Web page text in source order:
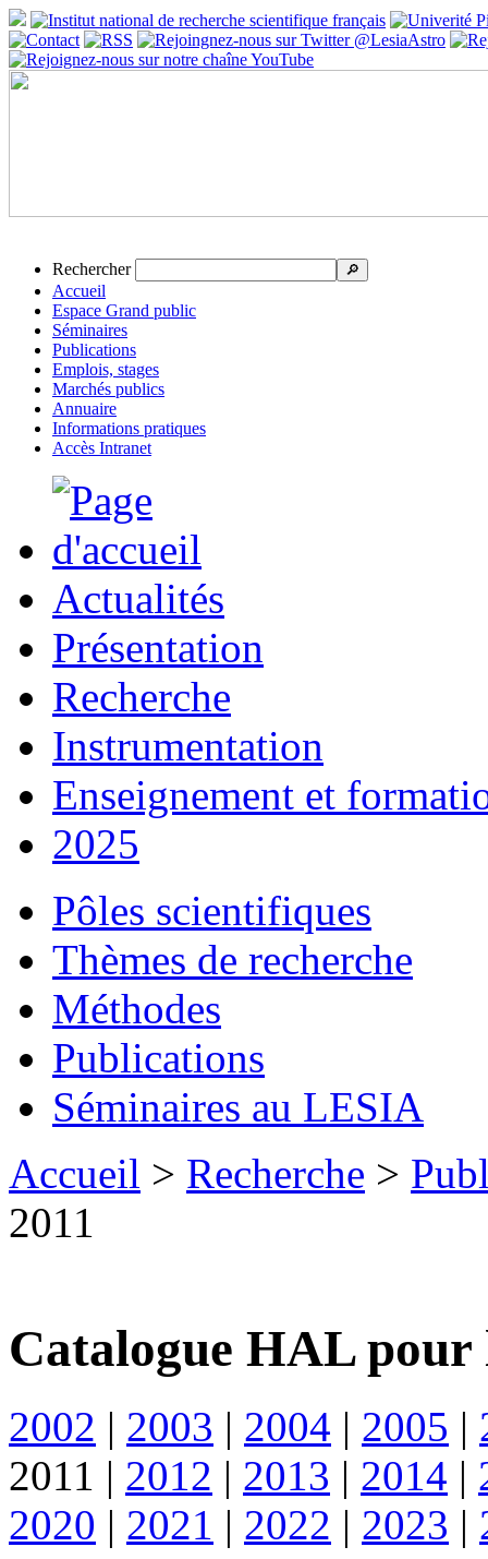
Rechercher 🔎
Accueil
Espace Grand public
Séminaires
Publications
Emplois, stages
Marchés publics
Annuaire
Informations pratiques
Accès Intranet
Actualités
Présentation
Recherche
Instrumentation
Enseignement et
2025
Pôles scientifiques
Thèmes de recherche
Méthodes
Publications
Séminaires au LESIA
Accueil > Recherche >
2011
Catalogue HAL pour
2002 | 2003 | 2004 | 2005 |
2011 | 2012 | 2013 | 2014 |
2020 | 2021 | 2022 | 2023 |